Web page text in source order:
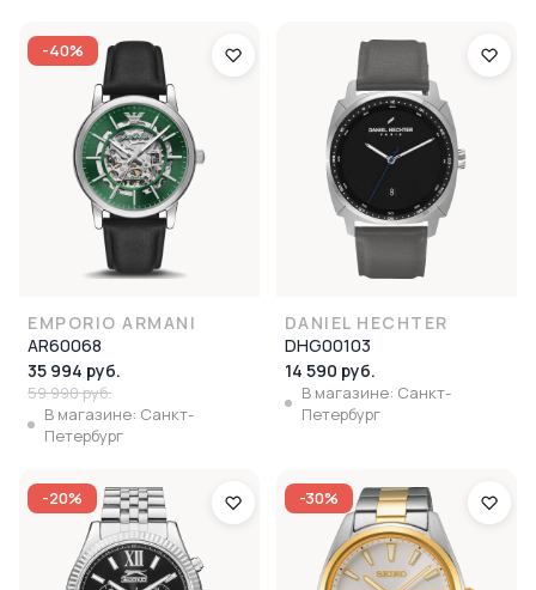
-40%
EMPORIO ARMANI
AR60068
35 994 руб.
59 990 руб.
В магазине: Санкт-
Петербург
DANIEL HECHTER
DHG00103
14 590 руб.
В магазине: Санкт-
Петербург
-20% -30%